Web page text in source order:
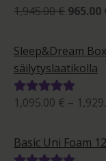
Arvostelu
1,945.00€ 965.00
Sleep&Dream
säilytyslaatikolla
Arvostelu
5.00
/ 5
1,095.00 € –
Basic Uni Foam